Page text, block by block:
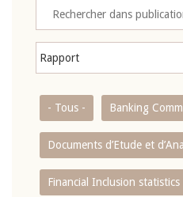
- Tous - Banking
Documents d’Etude et
Financial Inclusion statistics